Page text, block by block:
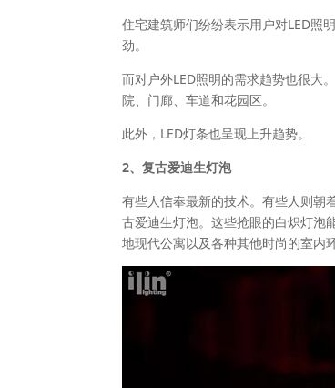
住宅建筑师们纷纷表示用户对LED照
劲。
而对户外LED照明的需求趋势也很大
院、门廊、车道和花园区。
此外，LED灯条也呈现上升趋势。
2、复古爱迪生灯泡
有些人信奉最新的技术。有些人则朝
古爱迪生灯泡。这些抢眼的白炽灯泡
地现代公寓以及各种其他时尚的室内